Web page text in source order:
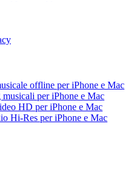
offline per iPhone e Mac
per iPhone e Mac
HD per iPhone e Mac
Hi-Res per iPhone e Mac